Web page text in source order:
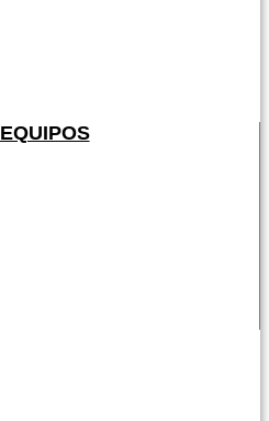
EQUIPOS